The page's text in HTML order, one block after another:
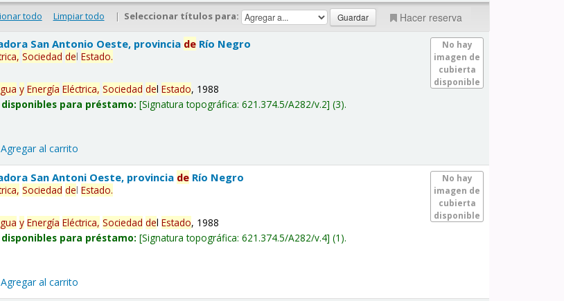
todo Limpiar todo | Seleccionar títulos para: Hacer reserva
No hay
imagen de
cubierta
disponible
San Antonio Oeste, provincia de Río Negro
Sociedad delEstado.
y Energía Eléctrica, Sociedad delEstado, 1988
para préstamo: Signatura topográfica:621.374.5/A282/v.2 (3).
Agregar al carrito
No hay
imagen de
cubierta
disponible
San Antoni Oeste, provincia de Río Negro
Sociedad delEstado.
y Energía Eléctrica, Sociedad delEstado, 1988
para préstamo: Signatura topográfica:621.374.5/A282/v.4 (1).
Agregar al carrito